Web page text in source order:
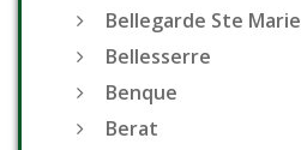
Bellegarde Ste Marie
Bellesserre
Benque
Berat